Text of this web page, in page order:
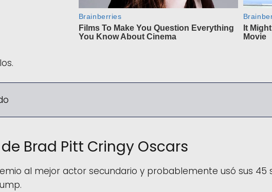
de Brad Pitt Cringy Oscars
al mejor actor secundario y probablemente usó sus 45